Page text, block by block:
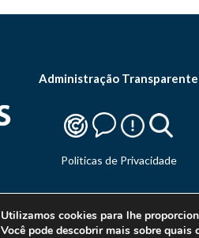
Administração Transparente
Politicas de Privacidade
© 2026
Utilizamos cookies para lhe
Você pode descobrir mais sobre